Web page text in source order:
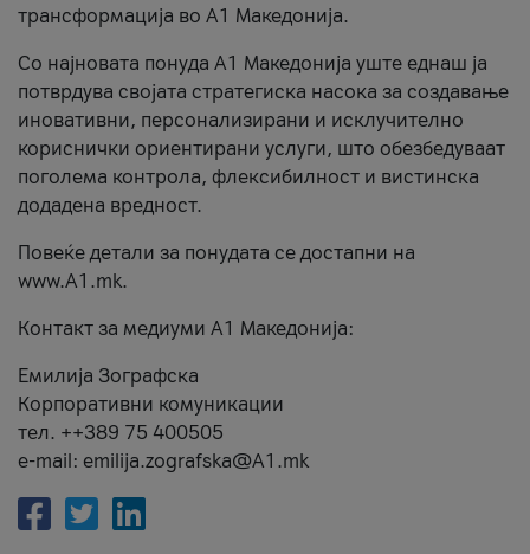
трансформација во А1 Македонија.
Со најновата понуда А1 Македонија уште еднаш ја
потврдува својата стратегиска насока за создавање
иновативни, персонализирани и исклучително
кориснички ориентирани услуги, што обезбедуваат
поголема контрола, флексибилност и вистинска
додадена вредност.
Повеќе детали за понудата се достапни на
www.А1.mk.
Контакт за медиуми А1 Македонија:
Емилија Зографска
Корпоративни комуникации
тел. ++389 75 400505
e-mail: emilija.zografska@A1.mk